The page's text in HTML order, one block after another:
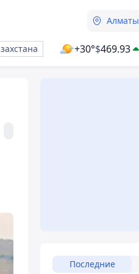
Алматы
+30°$469.93
Последние